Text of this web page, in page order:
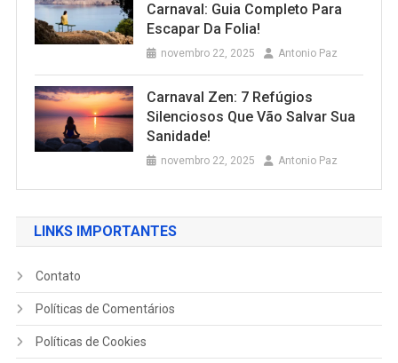
Carnaval: Guia Completo Para
Escapar Da Folia!
novembro 22, 2025 Antonio Paz
Carnaval Zen: 7 Refúgios
Silenciosos Que Vão Salvar Sua
Sanidade!
novembro 22, 2025 Antonio Paz
LINKS IMPORTANTES
Contato
Políticas de Comentários
Políticas de Cookies